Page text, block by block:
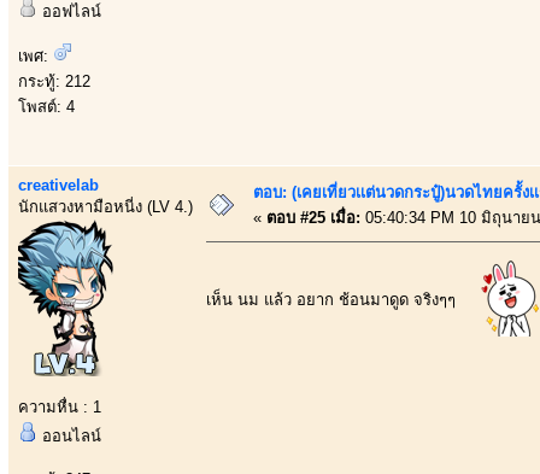
ออฟไลน์
เพศ:
กระทู้: 212
โพสต์: 4
creativelab
นักแสวงหามือหนี่ง (LV 4.)
ความหื่น : 1
ออนไลน์
ตอบ: (เคยเที่ยวเเต่นวดกระปู๋)นวดไทยครั้ง
« ตอบ #25 เมื่อ: 05:40:34 PM 10 มิถุนาย
เห็น นม แล้ว อยาก ช้อนมาดูด จริงๆๆ